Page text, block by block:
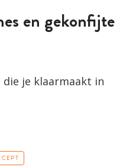
en gekonfijte
die je klaarmaakt in